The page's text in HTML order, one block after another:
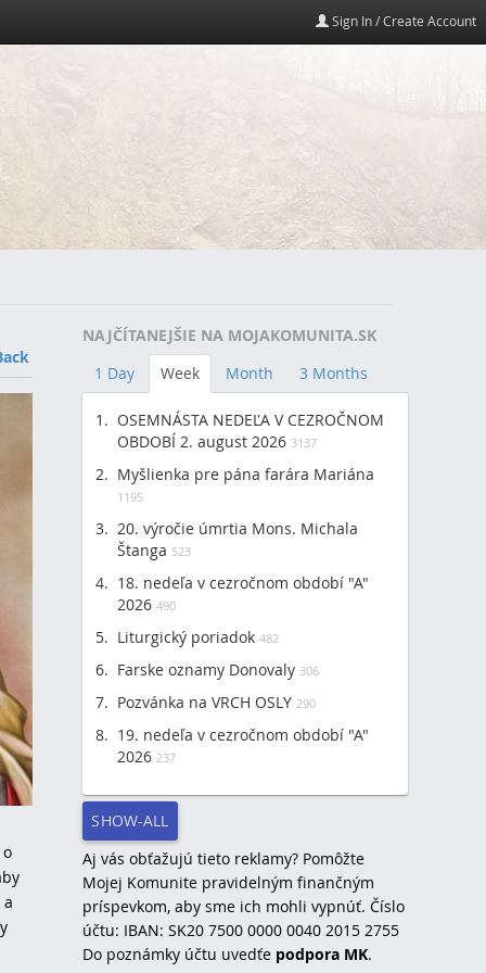
Sign In / Create Account
NAJČÍTANEJŠIE NA MOJAKOMUNITA.SK
1 Day
Week Month 3 Months
OSEMNÁSTA NEDEĽA V CEZROČNOM
OBDOBÍ 2. august 2026 3137
Myšlienka pre pána farára Mariána
1195
20. výročie úmrtia Mons. Michala
Štanga 523
18. nedeľa v cezročnom období "A"
2026 490
Liturgický poriadok 482
Farske oznamy Donovaly 306
Pozvánka na VRCH OSLY 290
19. nedeľa v cezročnom období "A"
2026 237
SHOW-ALL
Aj vás obťažujú tieto reklamy? Pomôžte
Mojej Komunite pravidelným finančným
príspevkom, aby sme ich mohli vypnúť. Číslo
účtu: IBAN: SK20 7500 0000 0040 2015 2755
Do poznámky účtu uvedťe podpora MK.